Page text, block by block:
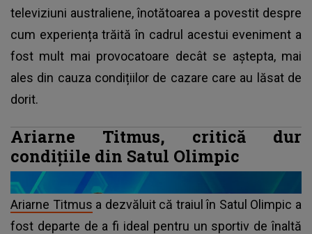
televiziuni australiene, înotătoarea a povestit despre
cum experiența trăită în cadrul acestui eveniment a
fost mult mai provocatoare decât se aștepta, mai
ales din cauza condițiilor de cazare care au lăsat de
dorit.
Ariarne Titmus, critică dur
condițiile din Satul Olimpic
Ariarne Titmus a dezvăluit că traiul în Satul Olimpic a
fost departe de a fi ideal pentru un sportiv de înaltă